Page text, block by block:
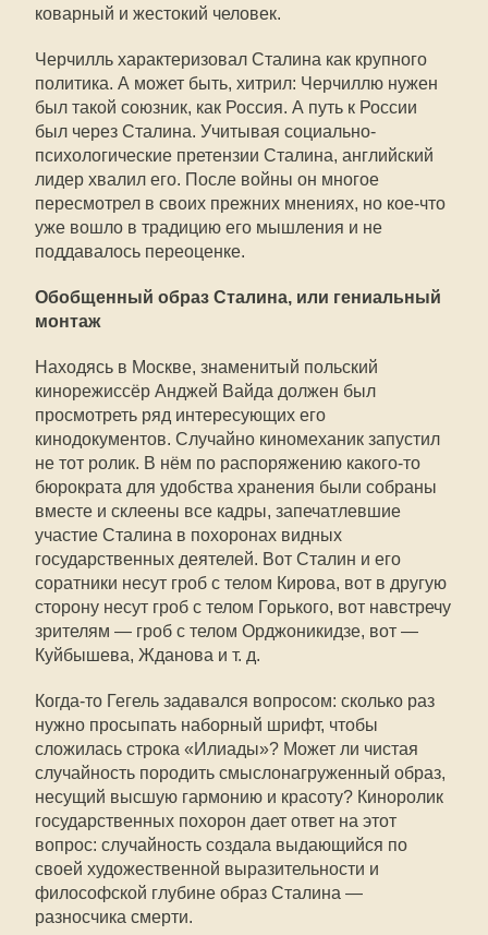
коварный и жестокий человек.
Черчилль характеризовал Сталина как крупного
политика. А может быть, хитрил: Черчиллю нужен
был такой союзник, как Россия. А путь к России
был через Сталина. Учитывая социально-
психологические претензии Сталина, английский
лидер хвалил его. После войны он многое
пересмотрел в своих прежних мнениях, но кое-что
уже вошло в традицию его мышления и не
поддавалось переоценке.
Обобщенный образ Сталина, или гениальный
монтаж
Находясь в Москве, знаменитый польский
кинорежиссёр Анджей Вайда должен был
просмотреть ряд интересующих его
кинодокументов. Случайно киномеханик запустил
не тот ролик. В нём по распоряжению какого-то
бюрократа для удобства хранения были собраны
вместе и склеены все кадры, запечатлевшие
участие Сталина в похоронах видных
государственных деятелей. Вот Сталин и его
соратники несут гроб с телом Кирова, вот в другую
сторону несут гроб с телом Горького, вот навстречу
зрителям — гроб с телом Орджоникидзе, вот —
Куйбышева, Жданова и т. д.
Когда-то Гегель задавался вопросом: сколько раз
нужно просыпать наборный шрифт, чтобы
сложилась строка «Илиады»? Может ли чистая
случайность породить смыслонагруженный образ,
несущий высшую гармонию и красоту? Киноролик
государственных похорон дает ответ на этот
вопрос: случайность создала выдающийся по
своей художественной выразительности и
философской глубине образ Сталина —
разносчика смерти.